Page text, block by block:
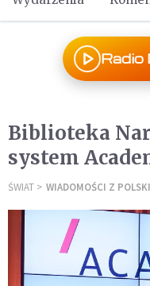
Radio
Biblioteka
system
ŚWIAT WIADOMOŚCI Z POLSKI